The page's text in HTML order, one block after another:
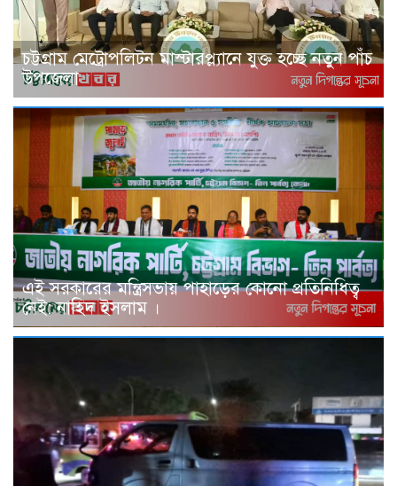
চট্টগ্রাম মেট্রোপলিটন মাস্টারপ্ল্যানে যুক্ত হচ্ছে নতুন পাঁচ
উপজেলা
এই সরকারের মন্ত্রিসভায় পাহাড়ের কোনো প্রতিনিধিত্ব
নেই: নাহিদ ইসলাম ।